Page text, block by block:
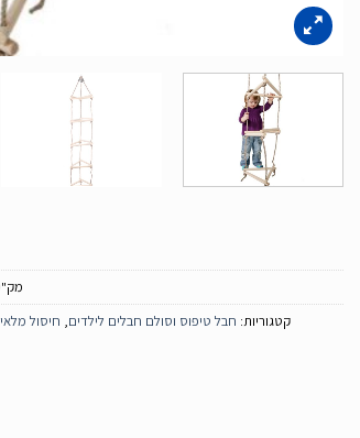
קטגוריות: חבל טיפוס וסולם חבלים לילדים, חיסול מלאי